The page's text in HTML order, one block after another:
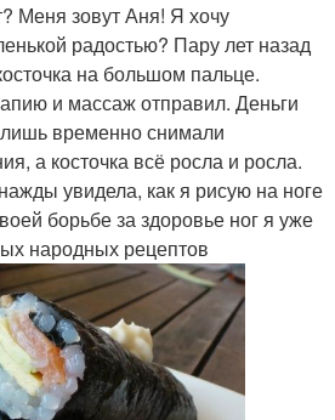
Меня зовут Аня! Я хочу
радостью? Пару лет назад
на большом пальце.
и массаж отправил. Деньги
временно снимали
а косточка всё росла и росла.
увидела, как я рисую на ноге
борьбе за здоровье ног я уже
народных рецептов